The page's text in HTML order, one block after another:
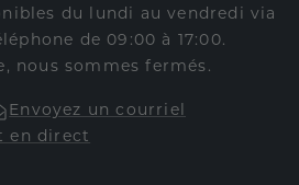
du lundi au vendredi via
de 09:00 à 17:00.
nous sommes fermés.
Envoyez un courriel
en direct